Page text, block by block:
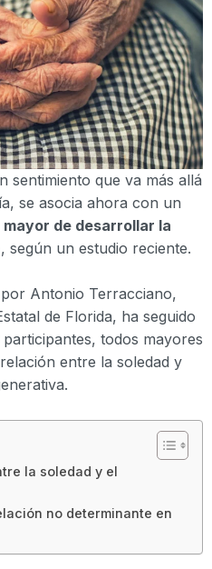
sentimiento que va más allá
se asocia ahora con un
de desarrollar la
, según un estudio reciente.
Antonio Terracciano,
de Florida, ha seguido
todos mayores
entre la soledad y
la soledad y el
no determinante en